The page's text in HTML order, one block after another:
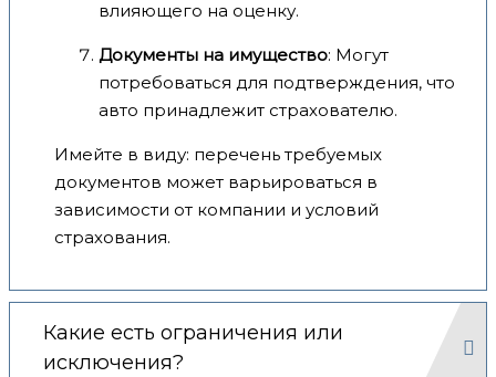
влияющего на оценку.
Документы на имущество: Могут
потребоваться для подтверждения, что
авто принадлежит страхователю.
Имейте в виду: перечень требуемых
документов может варьироваться в
зависимости от компании и условий
страхования.
Какие есть ограничения или
исключения?